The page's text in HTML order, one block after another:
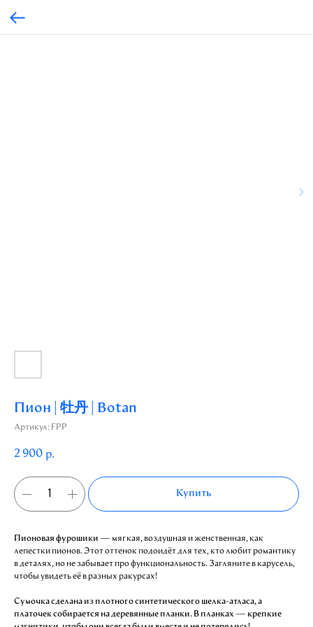
Пион | 牡丹 | Botan
Артикул: FPP
2 900 р.
Купить
Пионовая фурошики — мягкая, воздушная и женственная, как
лепестки пионов. Этот оттенок подойдёт для тех, кто любит романтику
в деталях, но не забывает про функциональность. Загляните в карусель,
чтобы увидеть её в разных ракурсах!
Сумочка сделана из плотного синтетического шелка-атласа, а
платочек собирается на деревянные планки. В планках — крепкие